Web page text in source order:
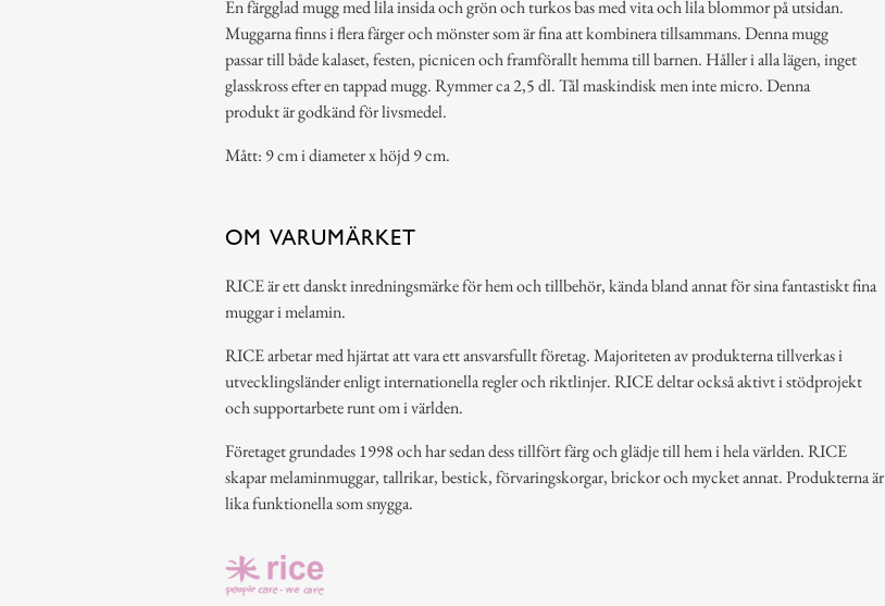
En färgglad mugg med lila insida och grön och turkos bas med vita och lila blommor på utsidan.
Muggarna finns i flera färger och mönster som är fina att kombinera tillsammans. Denna mugg
passar till både kalaset, festen, picnicen och framförallt hemma till barnen. Håller i alla lägen, inget
glasskross efter en tappad mugg. Rymmer ca 2,5 dl. Tål maskindisk men inte micro. Denna
produkt är godkänd för livsmedel.
Mått: 9 cm i diameter x höjd 9 cm.
OM VARUMÄRKET
RICE är ett danskt inredningsmärke för hem och tillbehör, kända bland annat för sina fantastiskt fina
muggar i melamin.
RICE arbetar med hjärtat att vara ett ansvarsfullt företag. Majoriteten av produkterna tillverkas i
utvecklingsländer enligt internationella regler och riktlinjer. RICE deltar också aktivt i stödprojekt
och supportarbete runt om i världen.
Företaget grundades 1998 och har sedan dess tillfört färg och glädje till hem i hela världen. RICE
skapar melaminmuggar, tallrikar, bestick, förvaringskorgar, brickor och mycket annat. Produkterna är
lika funktionella som snygga.